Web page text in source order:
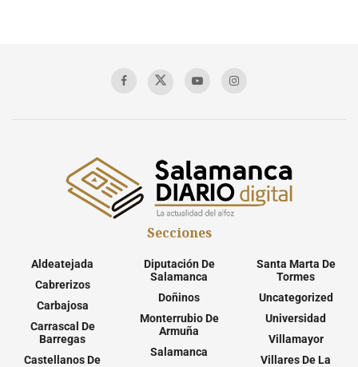
Secciones
Aldeatejada
Cabrerizos
Carbajosa
Carrascal De
Barregas
Castellanos De
Diputación De
Salamanca
Doñinos
Monterrubio De
Armuña
Salamanca
Santa Marta De
Tormes
Uncategorized
Universidad
Villamayor
Villares De La